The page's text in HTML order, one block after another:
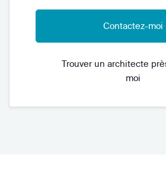
Contactez-moi
Trouver un architecte
moi